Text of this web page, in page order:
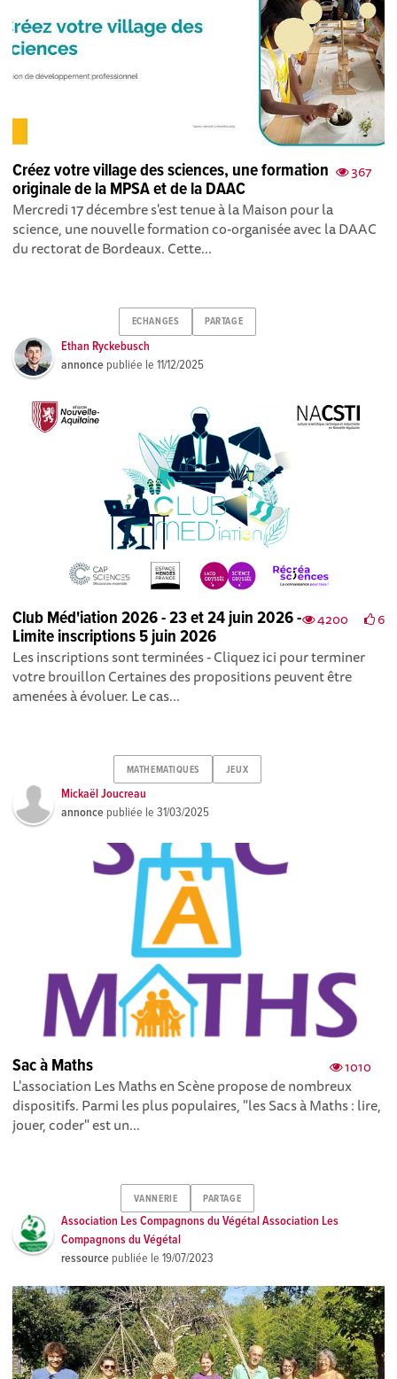
367
Créez votre village des sciences, une formation
originale de la MPSA et de la DAAC
Mercredi 17 décembre s'est tenue à la Maison pour la
science, une nouvelle formation co-organisée avec la DAAC
du rectorat de Bordeaux. Cette...
ECHANGES PARTAGE
Ethan Ryckebusch
annonce publiée le11/12/2025
4200 6
Club Méd'iation 2026 - 23 et 24 juin 2026 -
Limite inscriptions 5 juin 2026
Les inscriptions sont terminées - Cliquez ici pour terminer
votre brouillon Certaines des propositions peuvent être
amenées à évoluer. Le cas...
MATHEMATIQUES JEUX
Mickaël Joucreau
annonce publiée le31/03/2025
1010
Sac à Maths
L'association Les Maths en Scène propose de nombreux
dispositifs. Parmi les plus populaires, "les Sacs à Maths : lire,
jouer, coder" est un...
VANNERIE PARTAGE
Association Les Compagnons du Végétal Association Les
Compagnons du Végétal
ressource publiée le19/07/2023